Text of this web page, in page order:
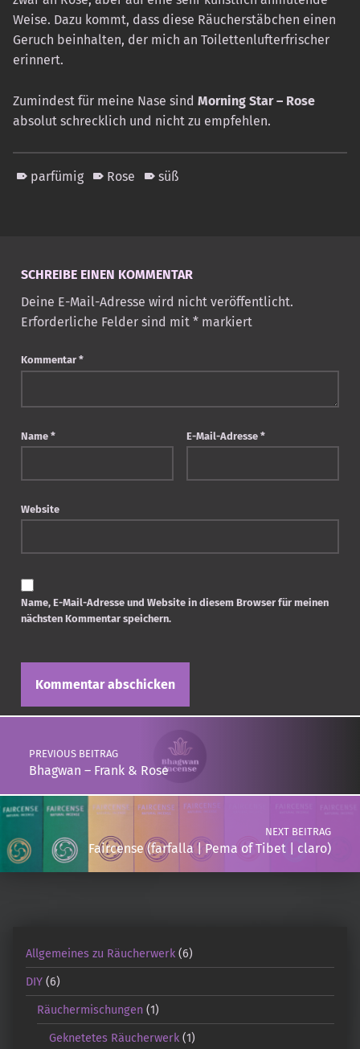
Weise. Dazu kommt, dass diese Räucherstäbchen einen
Geruch beinhalten, der mich an Toilettenlufterfrischer
erinnert.
Zumindest für meine Nase sind Morning Star – Rose
absolut schrecklich und nicht zu empfehlen.
parfümig Rose süß
SCHREIBE EINEN KOMMENTAR
Deine E-Mail-Adresse wird nicht veröffentlicht.
Erforderliche Felder sind mit *markiert
Kommentar *
Name * E-Mail-Adresse *
Website
Name, E-Mail-Adresse und Website in diesem Browser für meinen
nächsten Kommentar speichern.
Post navigation
PREVIOUS BEITRAG
Bhagwan – Frank & Rose
NEXT BEITRAG
Faircense (farfalla | Pema of Tibet | claro)
Allgemeines zu Räucherwerk (6)
DIY (6)
Räuchermischungen (1)
Geknetetes Räucherwerk(1)